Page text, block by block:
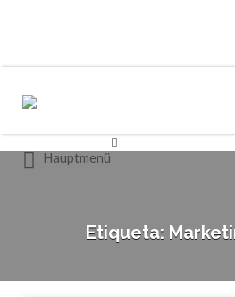
por:
Hauptmenü
Etiqueta: